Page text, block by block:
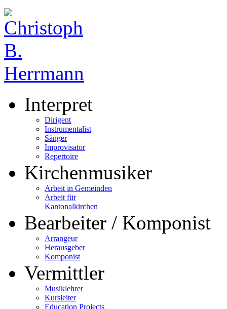
Interpret
Dirigent
Instrumentalist
Sänger
Improvisator
Repertoire
Kirchenmusiker
Arbeit in Gemeinden
Arbeit für
Kantonalkirchen
Bearbeiter / Komponist
Arrangeur
Herausgeber
Komponist
Vermittler
Musiklehrer
Kursleiter
Education Projects